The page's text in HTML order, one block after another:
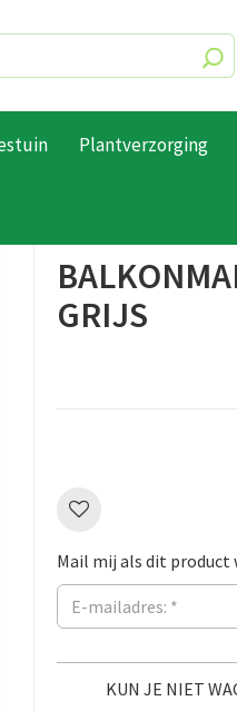
Plantverzorging
GRIJS
Mail mij als dit product
KUN JE NIET